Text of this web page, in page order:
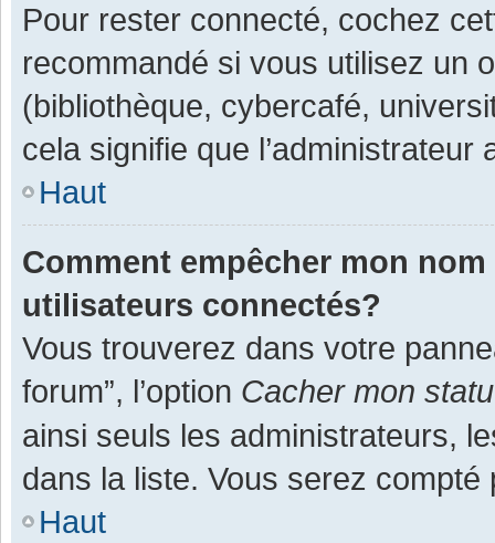
Pour rester connecté, cochez
recommandé si vous utilisez un
(bibliothèque, cybercafé,
cela signifie que
Haut
Comment empêcher mon
utilisateurs connectés?
Vous trouverez dans votre
forum”, l’option Cacher mon
ainsi seuls les administrateurs,
dans la liste. Vous serez
Haut